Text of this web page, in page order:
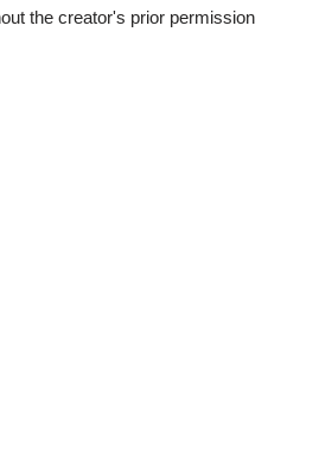
the creator's prior permission